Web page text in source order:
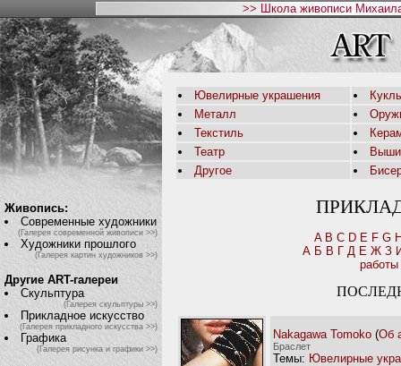
>> Школа живописи
Живопись:
Современные художники
(Галерея современной живописи >>)
Художники прошлого
(Галерея картин художников >>)
Другие ART-галереи
Скульптура
(Галерея скульптуры >>)
Прикладное искусство
(Галерея прикладного искусства >>)
Графика
(Галерея рисунка и графики >>)
Ювелирные украшения
Металл
Текстиль
Театр
Другое
A B C D E F G
А Б В Г Д Е Ж З
работы
Nakagawa Tomoko (Об
Браслет
Темы: Ювелирные